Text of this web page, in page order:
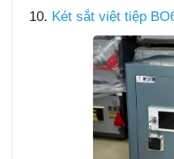
10. Két sắt việt tiệp